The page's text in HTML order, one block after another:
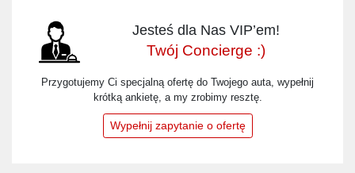
Jesteś dla Nas VIP’em!
Twój Concierge :)
Przygotujemy Ci specjalną ofertę do Twojego auta, wypełnij
krótką ankietę, a my zrobimy resztę.
Wypełnij zapytanie o ofertę